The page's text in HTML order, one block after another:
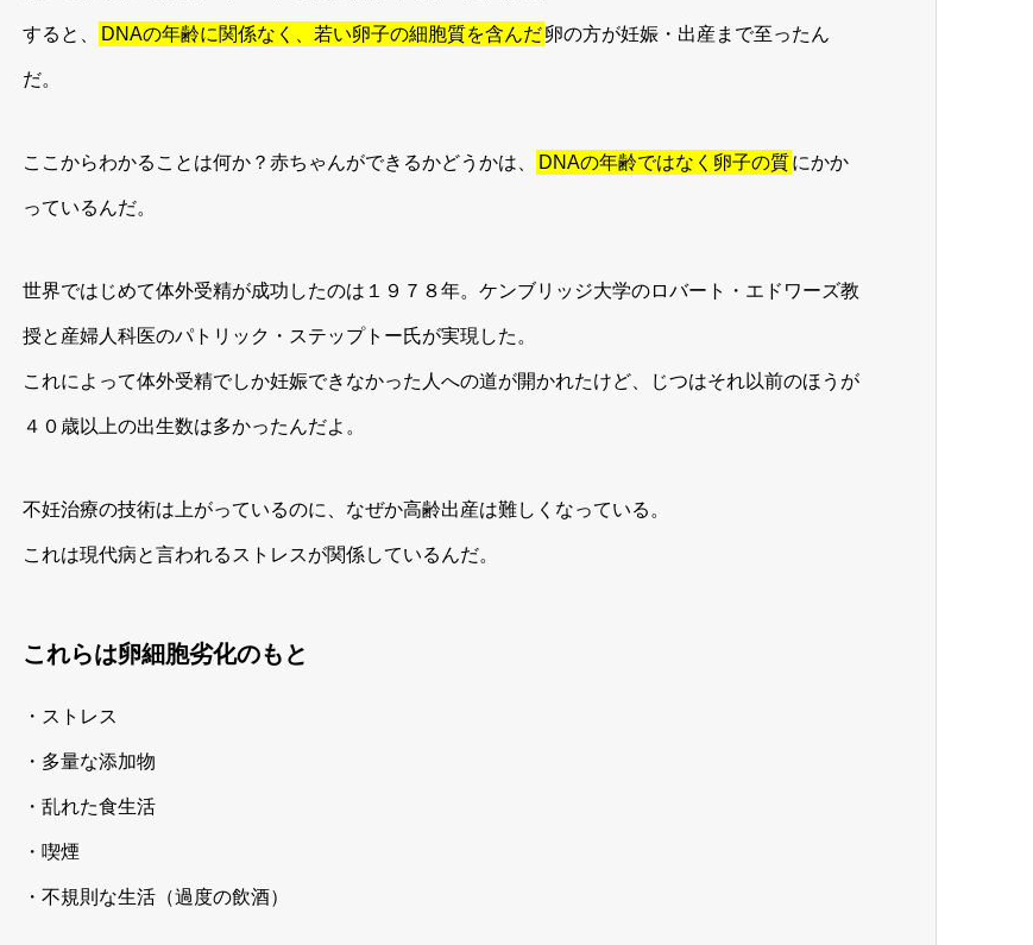
すると、 DNAの年齢に関係なく、若い卵子の細胞質を含んだ卵の方が妊娠・出産まで至ったん
だ。
ここからわかることは何か？赤ちゃんができるかどうかは、 DNAの年齢ではなく卵子の質にかか
っているんだ。
世界ではじめて体外受精が成功したのは１９７８年。ケンブリッジ大学のロバート・エドワーズ教
授と産婦人科医のパトリック・ステップトー氏が実現した。
これによって体外受精でしか妊娠できなかった人への道が開かれたけど、じつはそれ以前のほうが
４０歳以上の出生数は多かったんだよ。
不妊治療の技術は上がっているのに、なぜか高齢出産は難しくなっている。
これは現代病と言われるストレスが関係しているんだ。
これらは卵細胞劣化のもと
・ストレス
・多量な添加物
・乱れた食生活
・喫煙
・不規則な生活（過度の飲酒）